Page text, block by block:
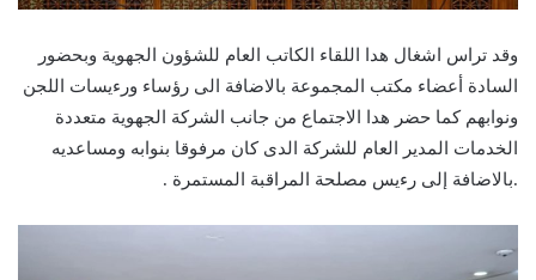
وقد تراس اشغال هدا اللقاء الكاتب العام للشؤون الجهوية وبحضور
السادة أعضاء مكتب المجموعة بالاضافة الى رؤساء ورءيسات اللجن
ونوابهم كما حضر هدا الاجتماع من جانب الشركة الجهوية متعددة
الخدمات المدير العام للشركة الدى كان مرفوقا بنوابه ومساعديه
.بالاضافة إلى رءيس مصلحة المراقبة المستمرة .